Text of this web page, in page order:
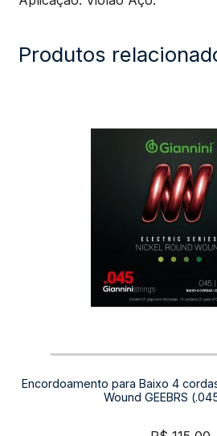
Produtos
Encordoamento para Baixo 4
Wound GEEBRS